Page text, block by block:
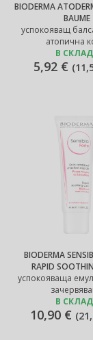
BIODERMA
BAUME
успокояващ
атопична
В
5,92 € (
BIODERMA
RAPID
успокояваща
В
10,90 € (